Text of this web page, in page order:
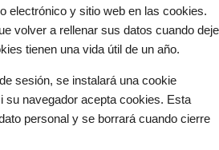
electrónico y sitio web en las cookies.
volver a rellenar sus datos cuando deje
tienen una vida útil de un año.
sesión, se instalará una cookie
su navegador acepta cookies. Esta
personal y se borrará cuando cierre